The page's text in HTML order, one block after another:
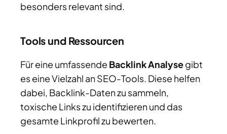
besonders relevant sind.
Tools und Ressourcen
Für eine umfassende Backlink Analysegibt
es eine Vielzahl an SEO-Tools. Diese helfen
dabei, Backlink-Daten zu sammeln,
toxische Links zu identifizieren und das
gesamte Linkprofil zu bewerten.